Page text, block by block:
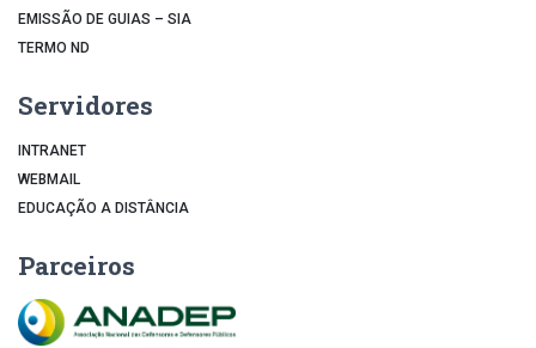
EMISSÃO DE GUIAS – SIA
TERMO ND
Servidores
INTRANET
WEBMAIL
EDUCAÇÃO A DISTÂNCIA
Parceiros